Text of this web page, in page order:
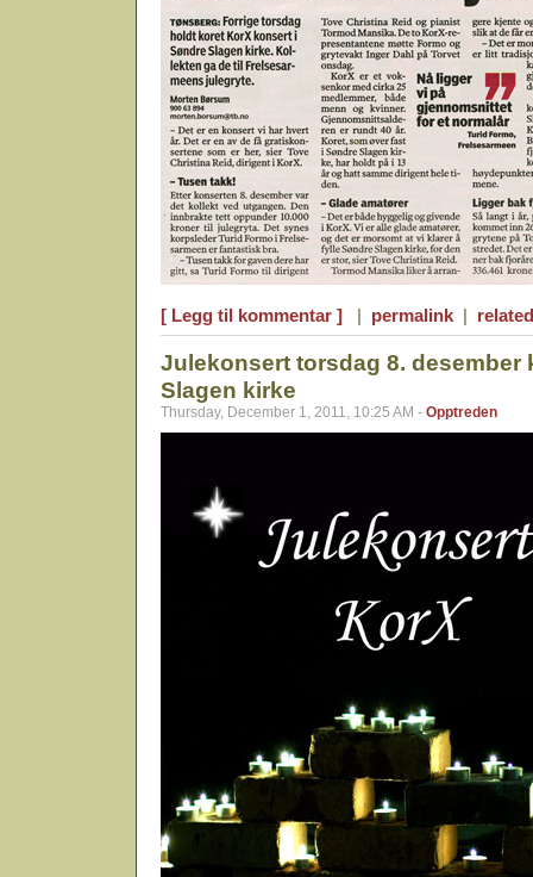
[ Legg til kommentar ] | permalink |
Julekonsert torsdag 8. desember
Slagen kirke
Thursday, December 1, 2011, 10:25 AM - Opptreden